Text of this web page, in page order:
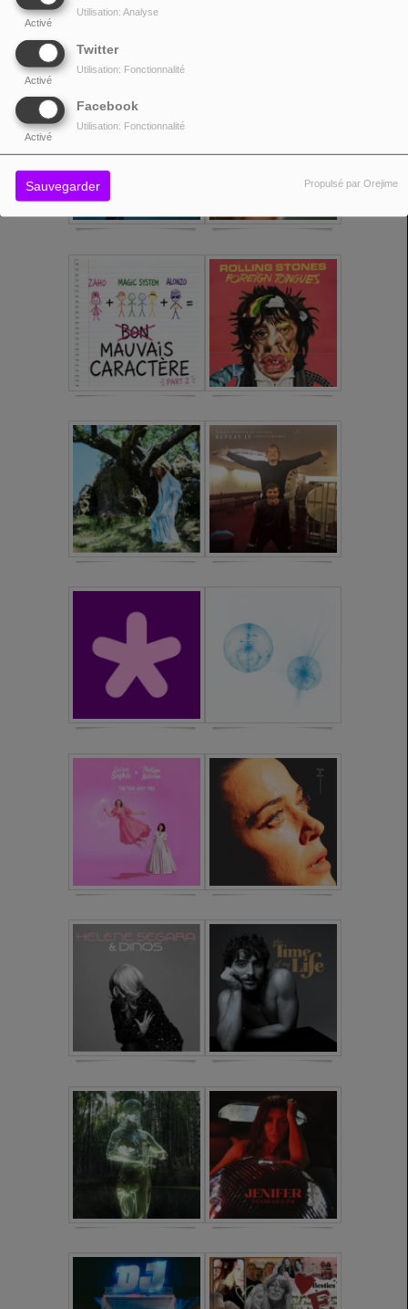
Activé
Utilisation: Analyse
Twitter
Activé
Utilisation: Fonctionnalité
Facebook
Activé
Utilisation: Fonctionnalité
Sauvegarder Propulsé par Orejime